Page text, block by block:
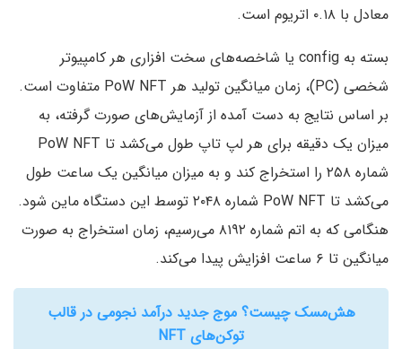
معادل با ۰.۱۸ اتریوم است.
بسته به config یا شاخصه‌های سخت افزاری هر کامپیوتر
شخصی (PC)، زمان میانگین تولید هر PoW NFT متفاوت است.
بر اساس نتایج به دست آمده از آزمایش‌های صورت گرفته، به
میزان یک دقیقه برای هر لپ تاپ طول می‌کشد تا PoW NFT
شماره ۲۵۸ را استخراج کند و به میزان میانگین یک ساعت طول
می‌کشد تا PoW NFT‌ شماره ۲۰۴۸ توسط این دستگاه ماین شود.
هنگامی که به اتم شماره ۸۱۹۲ می‌رسیم، زمان استخراج به صورت
میانگین تا ۶ ساعت افزایش پیدا می‌کند.
هش‌مسک چیست؟ موج جدید درآمد نجومی در قالب
توکن‌های NFT